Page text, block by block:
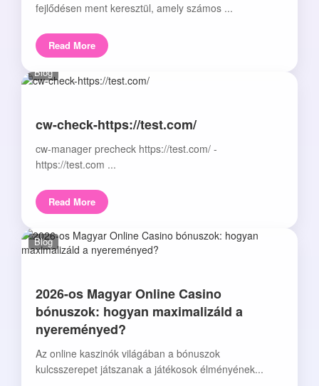
fejlődésen ment keresztül, amely számos ...
Read More
Blog
cw-check-https://test.com/
cw-manager precheck https://test.com/ -
https://test.com ...
Read More
Blog
2026-os Magyar Online Casino
bónuszok: hogyan maximalizáld a
nyereményed?
Az online kaszinók világában a bónuszok
kulcsszerepet játszanak a játékosok élményének...